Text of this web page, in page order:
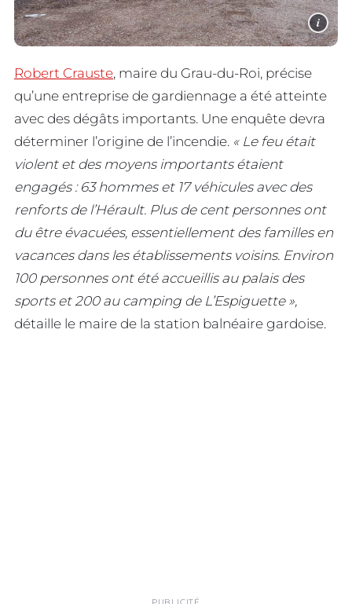
i
Robert Crauste, maire du Grau-du-Roi, précise
qu’une entreprise de gardiennage a été atteinte
avec des dégâts importants. Une enquête devra
déterminer l’origine de l’incendie. « Le feu était
violent et des moyens importants étaient
engagés : 63 hommes et 17 véhicules avec des
renforts de l’Hérault. Plus de cent personnes ont
du être évacuées, essentiellement des familles en
vacances dans les établissements voisins. Environ
100 personnes ont été accueillis au palais des
sports et 200 au camping de L’Espiguette »,
détaille le maire de la station balnéaire gardoise.
PUBLICITÉ